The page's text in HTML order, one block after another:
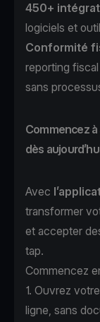
450+
logiciels et
Conformité
reporting
sans
Commencez
dès
Avec
transformer
et accepter
tap.
Commencez
1. Ouvrez votre
ligne, sans